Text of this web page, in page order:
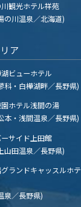
観光ホテル祥苑
の川温泉／北海道)
ア
ビューホテル
科・白樺湖畔／長野県)
ホテル浅間の湯
本・浅間温泉／長野県)
ーサイド上田館
山田温泉／長野県)
ランドキャッスルホテ
泉／長野県)